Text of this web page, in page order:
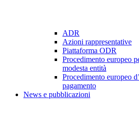
ADR
Azioni rappresentative
Piattaforma ODR
Procedimento europeo
modesta entità
Procedimento europeo
pagamento
News e pubblicazioni